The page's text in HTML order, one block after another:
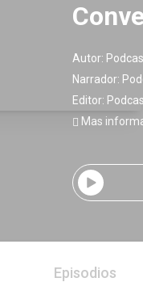
Autor:
Narrador:
Editor:
Mas
Episodios